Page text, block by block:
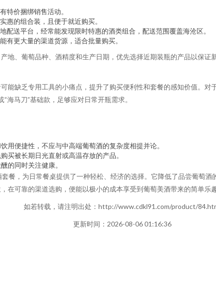
特价捆绑销售活动。
惠的组合装，且便于就近购买。
配送平台，经常能发现限时特惠的酒类组合，配送范围覆盖海沧区。
有更大量的渠道货源，适合批量购买。
地、葡萄品种、酒精度和生产日期，优先选择近期装瓶的产品以保证新
能缺乏专用工具的小痛点，提升了购买便利性和套餐的感知价值。
海马刀”基础款，足够应对日常开瓶需求。
用便捷性，不应与中高端葡萄酒的复杂度相提并论。
买被长期日光直射或高温存放的产品。
的同时关注健康。
餐，为日常餐桌提供了一种轻松、经济的选择。它降低了品尝葡萄
在可靠的渠道选购，便能以极小的成本享受到葡萄美酒带来的简单乐趣
如若转载，请注明出处：http://www.cdkl91.com/product/
更新时间：2026-08-06 01:16:36